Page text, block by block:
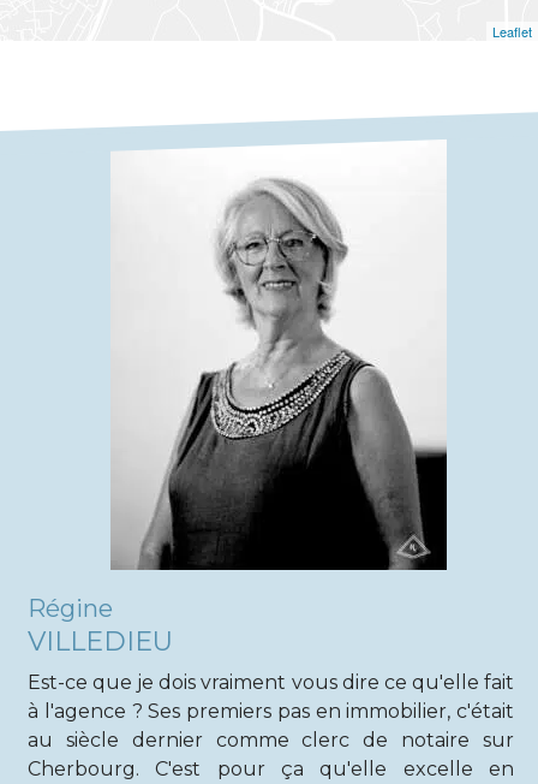
Leaflet
Régine
VILLEDIEU
Est-ce que je dois vraiment vous dire ce qu'elle fait
à l'agence ? Ses premiers pas en immobilier, c'était
au siècle dernier comme clerc de notaire sur
Cherbourg. C'est pour ça qu'elle excelle en